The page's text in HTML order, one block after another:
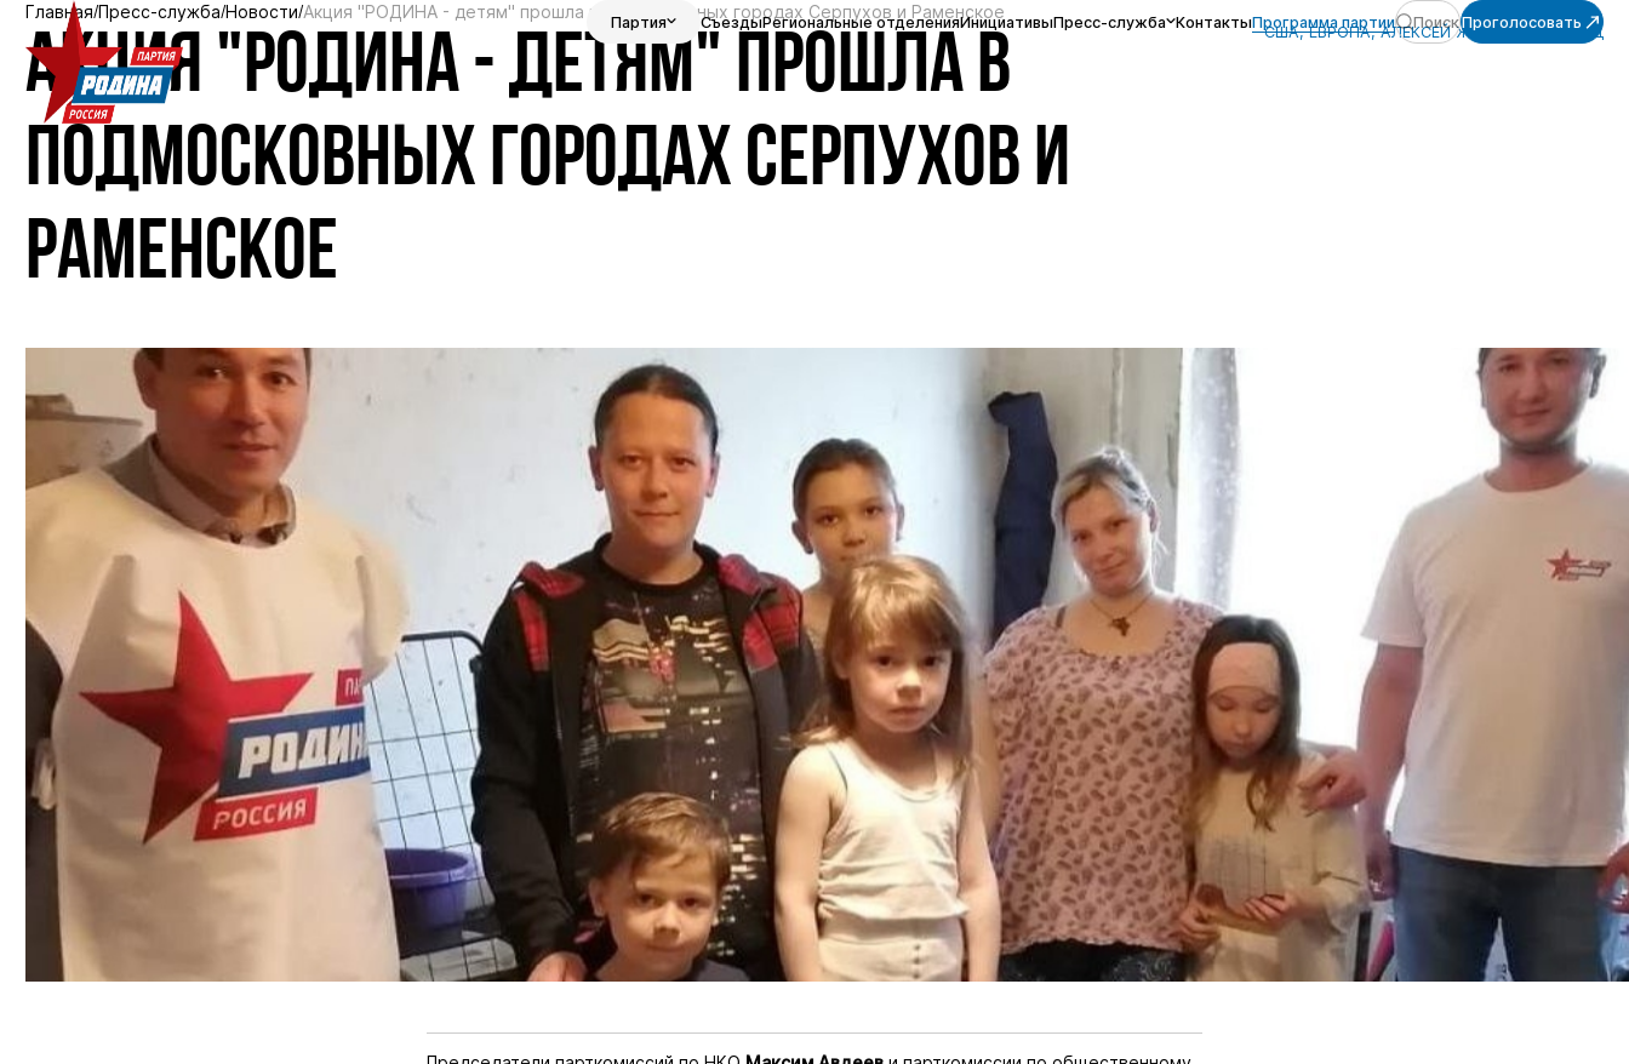
Партия СъездыРегиональные отделенияИнициативыПресс-служба КонтактыПрограмма партии ПоискПроголосовать
Главная Пресс-служба Новости Акция "РОДИНА - детям" прошла в подмосковных городах Серпухов и Раменское
АКЦИЯ "РОДИНА - ДЕТЯМ" ПРОШЛА В
ПОДМОСКОВНЫХ ГОРОДАХ СЕРПУХОВ И
РАМЕНСКОЕ
США, ЕВРОПА, АЛЕКСЕЙ ЖУРАВЛЁВ, ЗАПАД